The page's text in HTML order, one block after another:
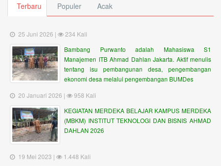
Terbaru Populer Acak
25 Juni 2026 |
234 Kali
Bambang Purwanto adalah Mahasiswa S1
Manajemen ITB Ahmad Dahlan Jakarta. Aktif menulis
tentang isu pembangunan desa, pengembangan
ekonomi desa melalui pengembangan BUMDes
20 Januari 2026 |
958 Kali
KEGIATAN MERDEKA BELAJAR KAMPUS MERDEKA
(MBKM) INSTITUT TEKNOLOGI DAN BISNIS AHMAD
DAHLAN 2026
19 Mei 2023 |
1.448 Kali